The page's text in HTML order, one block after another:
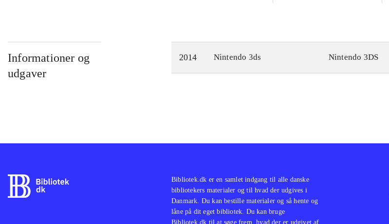
Informationer og
udgaver
2014 Nintendo 3ds Nintendo 3DS
Bibliotek.dk er en samlet indgang til alle danske
bibliotekers materialer og til hvad der udgives i
Danmark. Du kan bestille materialer og så hente og
låne på dit eget bibliotek. Du kan bruge
Bibliotek.dk til at søge frem, hvad der er udgivet af